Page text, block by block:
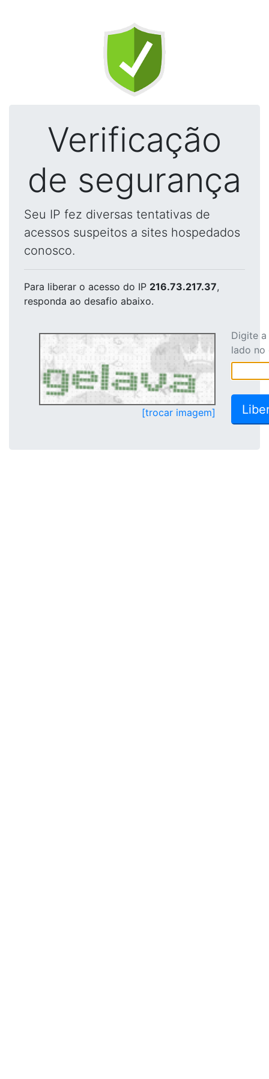
Verificação
de segurança
Seu IP fez diversas tentativas de
acessos suspeitos a sites hospedados
conosco.
Para liberar o acesso do IP 216.73.217.37,
responda ao desafio abaixo.
[trocar imagem]
Digite
lado no